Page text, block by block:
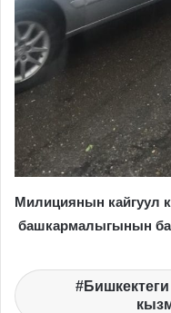
Милициянын кайгуул
башкармалыгынын